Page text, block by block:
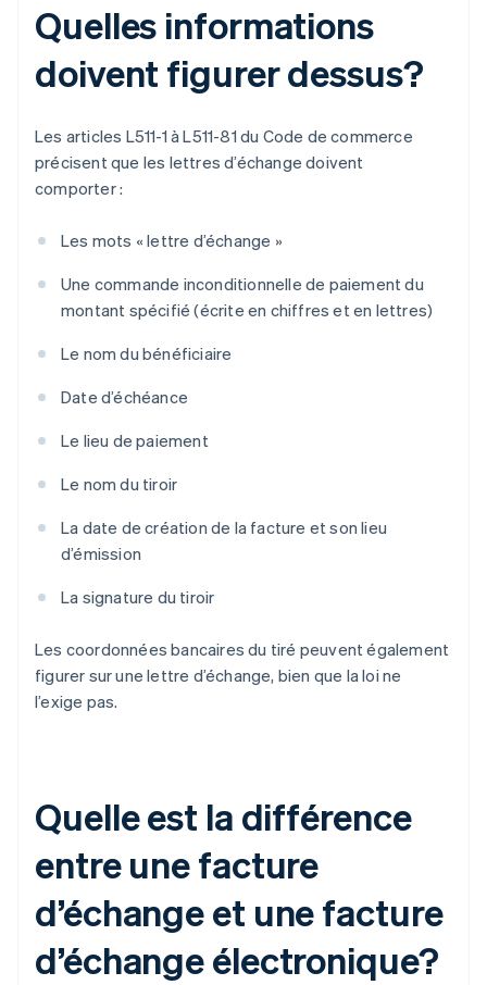
Quelles informations
doivent figurer dessus?
Les articles L511-1 à L511-81 du Code de commerce
précisent que les lettres d’échange doivent
comporter :
Les mots « lettre d’échange »
Une commande inconditionnelle de paiement du
montant spécifié (écrite en chiffres et en lettres)
Le nom du bénéficiaire
Date d’échéance
Le lieu de paiement
Le nom du tiroir
La date de création de la facture et son lieu
d’émission
La signature du tiroir
Les coordonnées bancaires du tiré peuvent également
figurer sur une lettre d’échange, bien que la loi ne
l’exige pas.
Quelle est la différence
entre une facture
d’échange et une facture
d’échange électronique?